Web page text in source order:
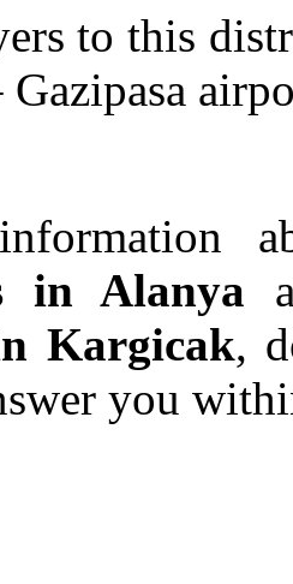
to this
in Alanya
Kargicak,
you